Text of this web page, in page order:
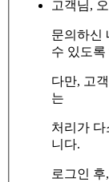
고객님,
문의하신
수 있도
다만, 고
는
처리가
니다.
로그인